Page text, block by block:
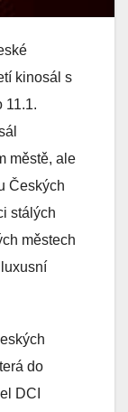
kinosál s
11.1.
městě, ale
Českých
stálých
městech
do
DCI